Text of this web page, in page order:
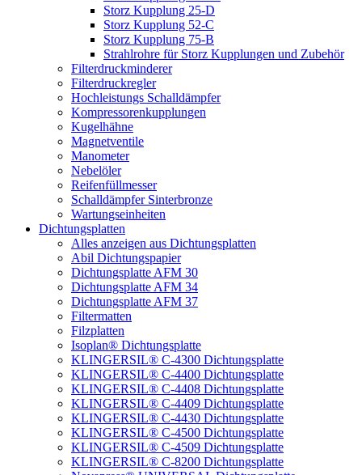
Storz Kupplung 25-D
Storz Kupplung 52-C
Storz Kupplung 75-B
Strahlrohre für Storz Kupplungen und Zubehör
Filterdruckminderer
Filterdruckregler
Hochleistungs Schalldämpfer
Kompressorenkupplungen
Kugelhähne
Magnetventile
Manometer
Nebelöler
Reifenfüllmesser
Schalldämpfer Sinterbronze
Wartungseinheiten
Dichtungsplatten
Alles anzeigen aus Dichtungsplatten
Abil Dichtungspapier
Dichtungsplatte AFM 30
Dichtungsplatte AFM 34
Dichtungsplatte AFM 37
Filtermatten
Filzplatten
Isoplan® Dichtungsplatte
KLINGERSIL® C-4300 Dichtungsplatte
KLINGERSIL® C-4400 Dichtungsplatte
KLINGERSIL® C-4408 Dichtungsplatte
KLINGERSIL® C-4409 Dichtungsplatte
KLINGERSIL® C-4430 Dichtungsplatte
KLINGERSIL® C-4500 Dichtungsplatte
KLINGERSIL® C-4509 Dichtungsplatte
KLINGERSIL® C-8200 Dichtungsplatte